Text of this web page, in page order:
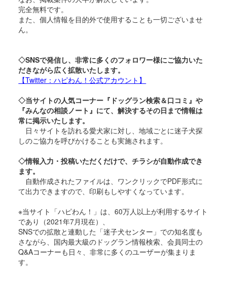
完全無料です。
また、個人情報を目的外で使用することも一切ございませ
ん。
◇SNSで発信し、非常に多くのフォロワー様にご協力いた
だきながら広く拡散いたします。
【Twitter：ハピわん！公式アカウント】
◇当サイトの人気コーナー『ドッグラン検索＆口コミ』や
『みんなの相談ノート』にて、解決するその日まで情報は
常に掲示いたします。
日々サイトを訪れる愛犬家に対し、地域ごとに迷子犬探
しのご協力を呼びかけることも実施されます。
◇情報入力・投稿いただくだけで、チラシが自動作成でき
ます。
自動作成されたファイルは、ワンクリックでPDF形式に
て出力できますので、印刷もしやすくなっています。
※当サイト「ハピわん！」は、60万人以上が利用するサイト
であり（2021年7月現在）、
SNSでの拡散と連動した「迷子犬センター」での知名度も
さながら、国内最大級のドッグラン情報検索、会員同士の
Q&Aコーナーも日々、非常に多くのユーザーが集まりま
す。